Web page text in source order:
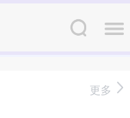
更多